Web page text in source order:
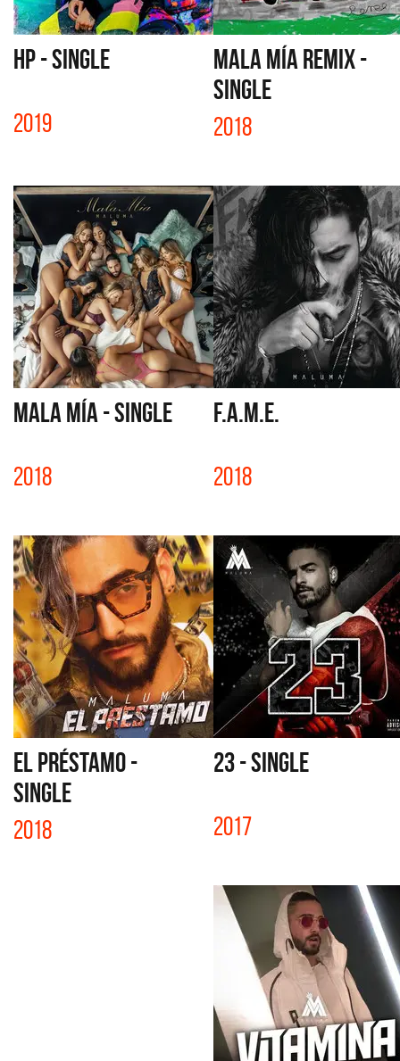
HP - SINGLE
2019
MALA MÍA REMIX -
SINGLE
2018
MALA MÍA - SINGLE
2018
F.A.M.E.
2018
EL PRÉSTAMO -
SINGLE
2018
23 - SINGLE
2017